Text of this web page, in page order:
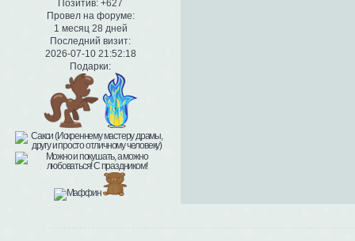
Позитив: +627
Провел на форуме:
1 месяц 28 дней
Последний визит:
2026-07-10 21:52:18
Подарки: